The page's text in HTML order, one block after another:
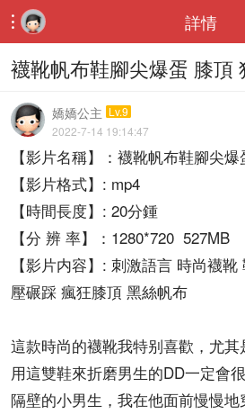
 詳情
襪靴帆布鞋腳尖爆蛋 膝頂
嬌嬌公主 Lv.9
2022-7-14 19:14:47
【影片名稱】：襪靴帆布鞋腳尖
【影片格式】: mp4
【時間長度】: 20分鍾
【分 辨 率】：1280*720 527MB
【影片内容】: 刺激語言 時尚襪
壓碾踩 瘋狂膝頂 黑絲帆布
這款時尚的襪靴我特别喜歡，尤
用這雙鞋來折磨男生的DD一定會
隔壁的小男生，我在他面前慢慢